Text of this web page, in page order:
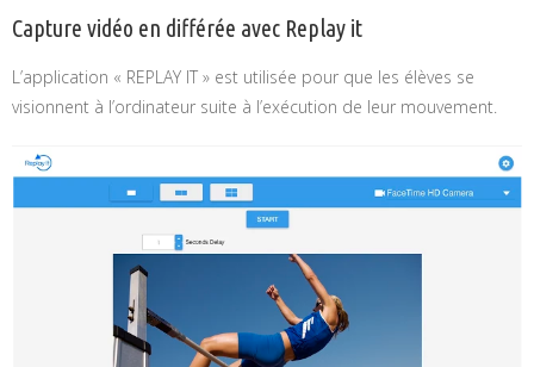
Capture vidéo en différée avec Replay it
L’application « REPLAY IT » est utilisée pour que les élèves se
visionnent à l’ordinateur suite à l’exécution de leur mouvement.